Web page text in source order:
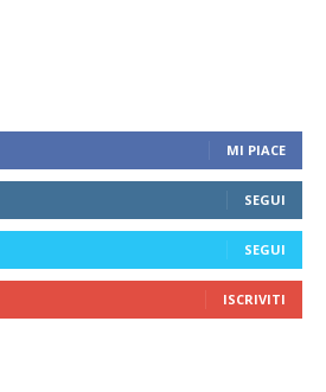
MI PIACE
SEGUI
SEGUI
ISCRIVITI